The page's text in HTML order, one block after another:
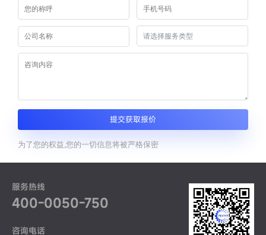
提交获取报价
为了您的权益,您的一切信息将被严格保密
服务热线
400-0050-750
咨询电话